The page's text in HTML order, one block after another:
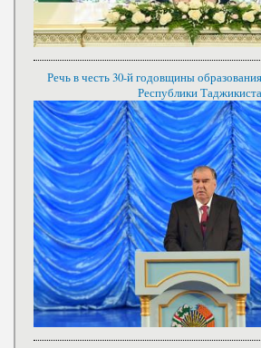
Речь в честь 30-й годовщины
Республики